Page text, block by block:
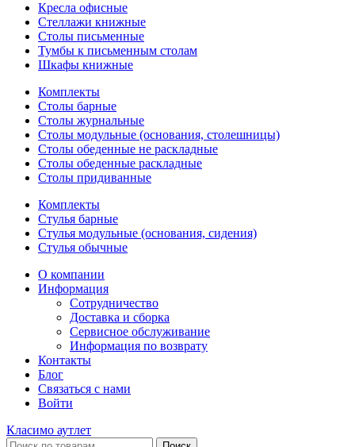
Кресла офисные
Стеллажи книжные
Столы письменные
Тумбы к письменным столам
Шкафы книжные
Комплекты
Столы барные
Столы журнальные
Столы модульные (основания, столешницы)
Столы обеденные не раскладные
Столы обеденные раскладные
Столы придиванные
Комплекты
Стулья барные
Стулья модульные (основания, сидения)
Стулья обычные
О компании
Информация
Сотрудничество
Доставка и сборка
Сервисное обслуживание
Информация по возврату
Контакты
Блог
Связаться с нами
Войти
Класимо аутлет